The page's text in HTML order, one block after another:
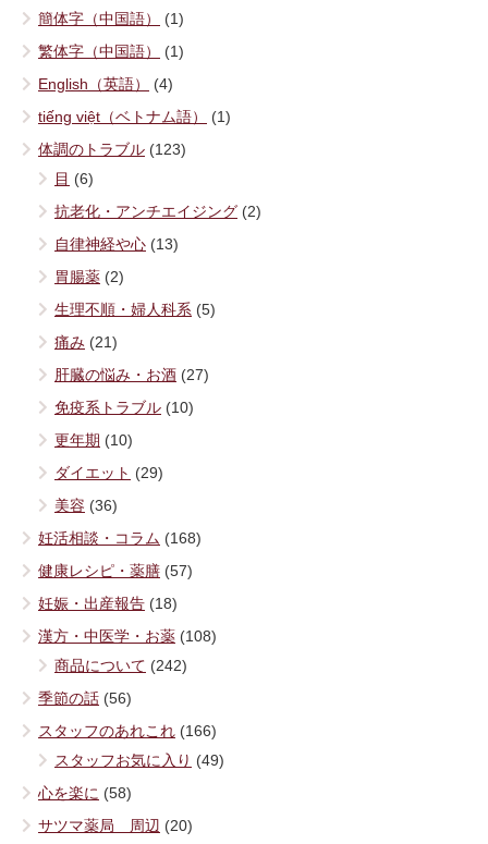
簡体字（中国語）
(1)
繁体字（中国語）
(1)
English（英語）
(4)
tiếng việt（ベトナム語）
(1)
体調のトラブル (123)
目 (6)
抗老化・アンチエイジング (2)
自律神経や心 (13)
胃腸薬 (2)
生理不順・婦人科系 (5)
痛み (21)
肝臓の悩み・お酒 (27)
免疫系トラブル (10)
更年期 (10)
ダイエット (29)
美容 (36)
妊活相談・コラム (168)
健康レシピ・薬膳 (57)
妊娠・出産報告 (18)
漢方・中医学・お薬 (108)
商品について (242)
季節の話 (56)
スタッフのあれこれ (166)
スタッフお気に入り (49)
心を楽に (58)
サツマ薬局 周辺 (20)